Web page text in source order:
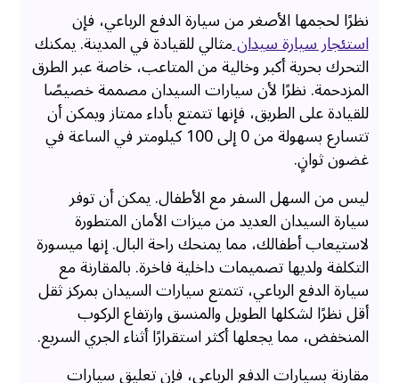
نظرًا لحجمها الأصغر من سيارة الدفع الرباعي، فإن
استئجار سيارة سيدانمثالي للقيادة في المدينة. يمكنك
التحرك بحرية أكبر وخالية من المتاعب، خاصة عبر الطرق
المزدحمة. نظرًا لأن سيارات السيدان مصممة خصيصًا
للقيادة على الطريق، فإنها تتمتع بأداء ممتاز ويمكن أن
تتسارع بسهولة من 0 إلى 100 كيلومتر في الساعة في
غضون ثوانٍ.
ليس من السهل السفر مع الأطفال. يمكن أن توفر
سيارة السيدان العديد من ميزات الأمان المتطورة
لاستيعاب أطفالك، مما يمنحك راحة البال. إنها ميسورة
التكلفة ولديها تصميمات داخلية فاخرة. بالمقارنة مع
سيارة الدفع الرباعي، تتمتع سيارات السيدان بمركز ثقل
أقل نظرًا لشكلها الطويل والمنسق وارتفاع الركوب
المنخفض، مما يجعلها أكثر استقرارًا أثناء الجري السريع.
مقارنة بسيارات الدفع الرباعي، فإن تعليق سيارات